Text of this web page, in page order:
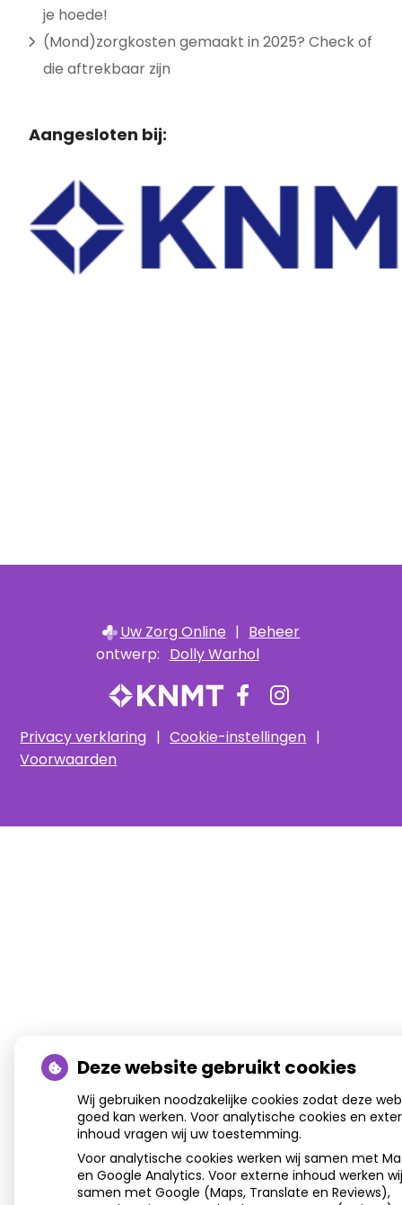
je hoede!
(Mond)zorgkosten gemaakt in 2025? Check of
die aftrekbaar zijn
Aangesloten bij:
Uw Zorg Online | Beheer
ontwerp: Dolly Warhol
Bezoek
onze
Bezoek
onze
Privacy verklaring | Cookie-instellingen |
Voorwaarden
Deze website gebruikt cookies
Wij gebruiken noodzakelijke cookies zodat deze
goed kan werken. Voor analytische cookies en
inhoud vragen wij uw toestemming.
Voor analytische cookies werken wij samen met
en Google Analytics. Voor externe inhoud werken wij
samen met Google (Maps, Translate en Reviews),